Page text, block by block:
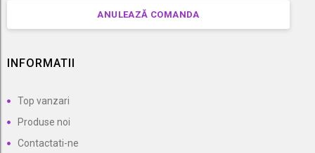
ANULEAZĂ COMANDA
INFORMATII
Top vanzari
Produse noi
Contactati-ne